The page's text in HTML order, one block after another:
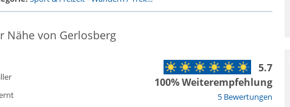
Nähe von Gerlosberg
5 Bewertungen
5.7
100% Weiterempfehlung